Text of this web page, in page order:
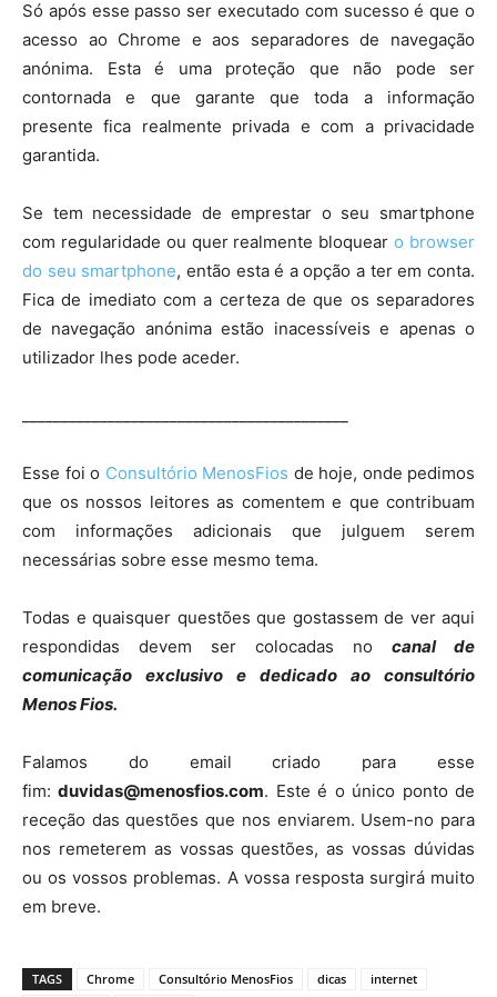
Só após esse passo ser executado com sucesso é que o
acesso ao Chrome e aos separadores de navegação
anónima. Esta é uma proteção que não pode ser
contornada e que garante que toda a informação
presente fica realmente privada e com a privacidade
garantida.
Se tem necessidade de emprestar o seu smartphone
com regularidade ou quer realmente bloquearo browser
do seu smartphone, então esta é a opção a ter em conta.
Fica de imediato com a certeza de que os separadores
de navegação anónima estão inacessíveis e apenas o
utilizador lhes pode aceder.
Esse foi o Consultório MenosFios de hoje, onde pedimos
que os nossos leitores as comentem e que contribuam
com informações adicionais que julguem serem
necessárias sobre esse mesmo tema.
Todas e quaisquer questões que gostassem de ver aqui
respondidas devem ser colocadas no canal de
comunicação exclusivo e dedicado ao consultório
Menos Fios.
Falamos do email criado para esse
fim:duvidas@menosfios.com. Este é o único ponto de
receção das questões que nos enviarem. Usem-no para
nos remeterem as vossas questões, as vossas dúvidas
ou os vossos problemas. A vossa resposta surgirá muito
em breve.
TAGS Chrome Consultório MenosFios dicas internet